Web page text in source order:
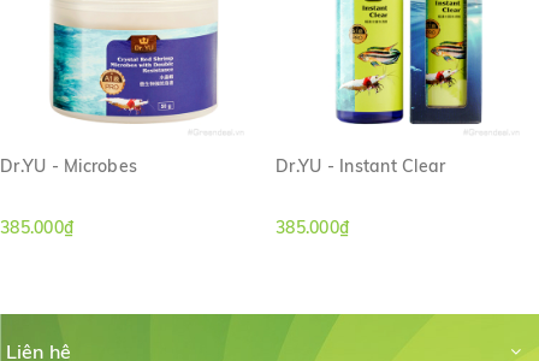
Dr.YU - Microbes
385.000₫
Dr.YU - Instant Clear
385.000₫
Liên hệ